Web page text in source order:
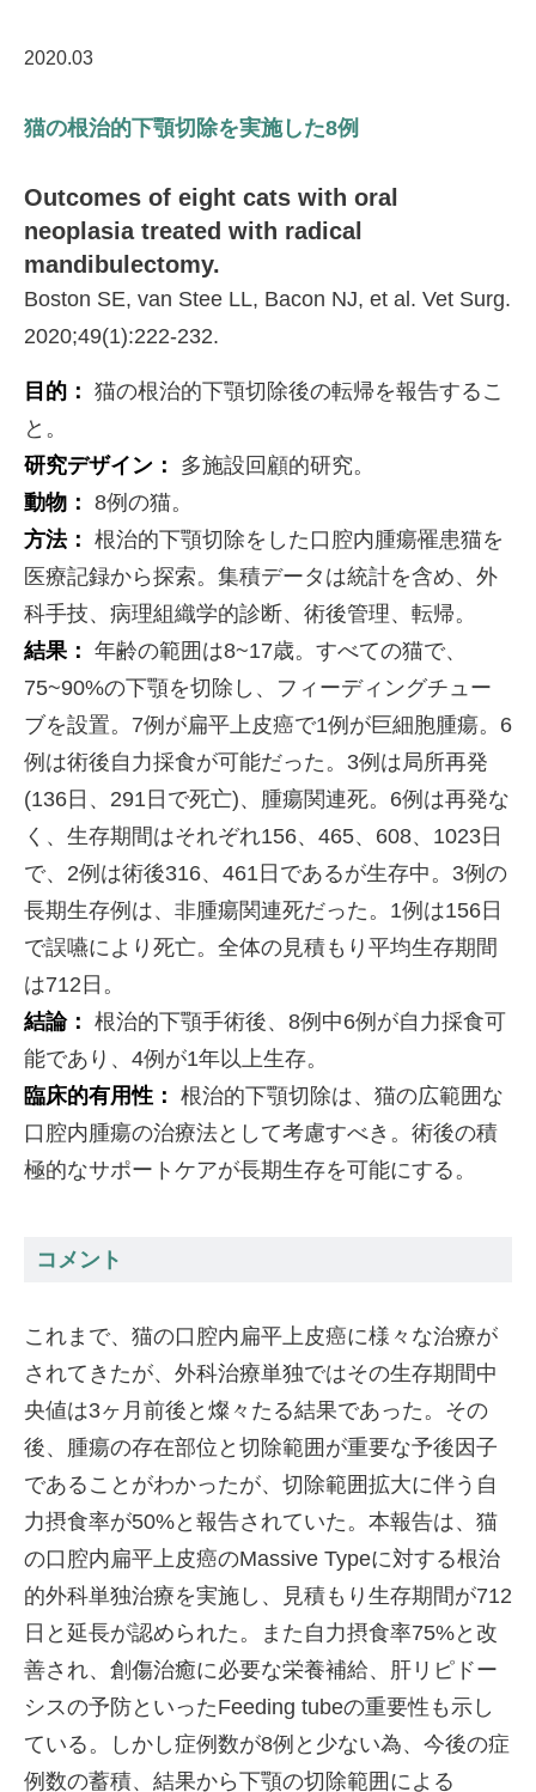
2020.03
猫の根治的下顎切除を実施した8例
Outcomes of eight cats with oral
neoplasia treated with radical
mandibulectomy.
Boston SE, van Stee LL, Bacon NJ, et al. Vet Surg.
2020;49(1):222-232.
目的： 猫の根治的下顎切除後の転帰を報告するこ
と。
研究デザイン：
多施設回顧的研究。
動物： 8例の猫。
方法： 根治的下顎切除をした口腔内腫瘍罹患猫を
医療記録から探索。集積データは統計を含め、外
科手技、病理組織学的診断、術後管理、転帰。
結果： 年齢の範囲は8~17歳。すべての猫で、
75~90%の下顎を切除し、フィーディングチュー
ブを設置。7例が扁平上皮癌で1例が巨細胞腫瘍。6
例は術後自力採食が可能だった。3例は局所再発
(136日、291日で死亡)、腫瘍関連死。6例は再発な
く、生存期間はそれぞれ156、465、608、1023日
で、2例は術後316、461日であるが生存中。3例の
長期生存例は、非腫瘍関連死だった。1例は156日
で誤嚥により死亡。全体の見積もり平均生存期間
は712日。
結論： 根治的下顎手術後、8例中6例が自力採食可
能であり、4例が1年以上生存。
臨床的有用性： 根治的下顎切除は、猫の広範囲な
口腔内腫瘍の治療法として考慮すべき。術後の積
極的なサポートケアが長期生存を可能にする。
コメント
これまで、猫の口腔内扁平上皮癌に様々な治療が
されてきたが、外科治療単独ではその生存期間中
央値は3ヶ月前後と燦々たる結果であった。その
後、腫瘍の存在部位と切除範囲が重要な予後因子
であることがわかったが、切除範囲拡大に伴う自
力摂食率が50%と報告されていた。本報告は、猫
の口腔内扁平上皮癌のMassive Typeに対する根治
的外科単独治療を実施し、見積もり生存期間が712
日と延長が認められた。また自力摂食率75%と改
善され、創傷治癒に必要な栄養補給、肝リピドー
シスの予防といったFeeding tubeの重要性も示し
ている。しかし症例数が8例と少ない為、今後の症
例数の蓄積、結果から下顎の切除範囲による